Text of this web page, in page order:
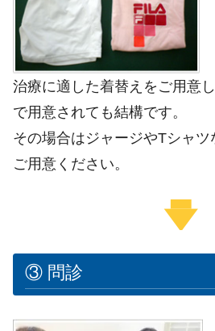
治療に適した着替えをご用意
で用意されても結構です。
その場合はジャージやTシャ
ご用意ください。
③ 問診